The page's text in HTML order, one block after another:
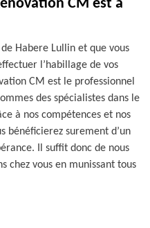
CM est à
Habere Lullin et que vous
l’habillage de vos
CM est le professionnel
des spécialistes dans le
à nos compétences et nos
bénéficierez surement d’un
Il suffit donc de nous
chez vous en munissant tous